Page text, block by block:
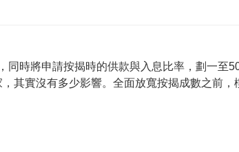
時將申請按揭時的供款與入息比率，劃一至
其實沒有多少影響。全面放寬按揭成數之前